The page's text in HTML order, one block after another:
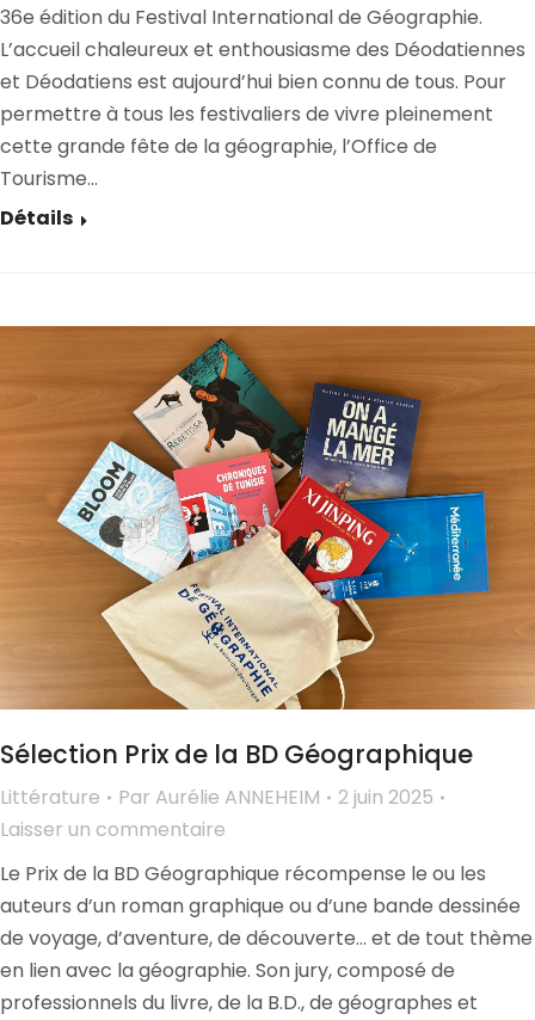
36e édition du Festival International de Géographie.
L’accueil chaleureux et enthousiasme des Déodatiennes
et Déodatiens est aujourd’hui bien connu de tous. Pour
permettre à tous les festivaliers de vivre pleinement
cette grande fête de la géographie, l’Office de
Tourisme…
Détails
Sélection Prix de la BD Géographique
Littérature Par Aurélie ANNEHEIM
2 juin 2025
Laisser un commentaire
Le Prix de la BD Géographique récompense le ou les
auteurs d’un roman graphique ou d’une bande dessinée
de voyage, d’aventure, de découverte… et de tout thème
en lien avec la géographie. Son jury, composé de
professionnels du livre, de la B.D., de géographes et